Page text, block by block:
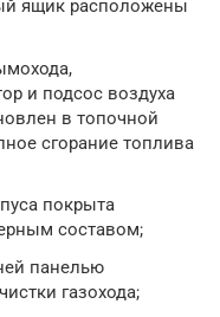
ящик расположены
и подсос воздуха
в топочной
сгорание топлива
покрыта
составом;
панелью
газохода;